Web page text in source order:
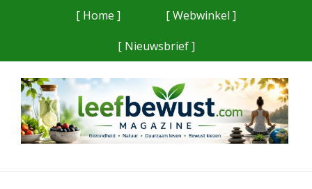
[ Home ]
[ Webwinkel ]
[ Nieuwsbrief ]